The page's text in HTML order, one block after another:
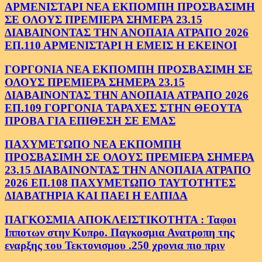
ΑΡΜΕΝΙΣΤΑΡΙ ΝΕΑ ΕΚΠΟΜΠΗ ΠΡΟΣΒΑΣΙΜΗ
ΣΕ ΟΛΟΥΣ ΠΡΕΜΙΕΡΑ ΣΗΜΕΡΑ 23.15
ΔΙΑΒΑΙΝΟΝΤΑΣ ΤΗΝ ΑΝΟΠΑΙΑ ΑΤΡΑΠΟ 2026
ΕΠ.110 ΑΡΜΕΝΙΣΤΑΡΙ Η ΕΜΕΙΣ Η ΕΚΕΙΝΟΙ
ΓΟΡΓΟΝΙΑ ΝΕΑ ΕΚΠΟΜΠΗ ΠΡΟΣΒΑΣΙΜΗ ΣΕ
ΟΛΟΥΣ ΠΡΕΜΙΕΡΑ ΣΗΜΕΡΑ 23.15
ΔΙΑΒΑΙΝΟΝΤΑΣ ΤΗΝ ΑΝΟΠΑΙΑ ΑΤΡΑΠΟ 2026
ΕΠ.109 ΓΟΡΓΟΝΙΑ ΤΑΡΑΧΕΣ ΣΤΗΝ ΘΕΟΥΤΑ
ΠΡΟΒΑ ΓΙΑ ΕΠΙΘΕΣΗ ΣΕ ΕΜΑΣ
ΠΑΧΥΜΕΤΩΠΟ ΝΕΑ ΕΚΠΟΜΠΗ
ΠΡΟΣΒΑΣΙΜΗ ΣΕ ΟΛΟΥΣ ΠΡΕΜΙΕΡΑ ΣΗΜΕΡΑ
23.15 ΔΙΑΒΑΙΝΟΝΤΑΣ ΤΗΝ ΑΝΟΠΑΙΑ ΑΤΡΑΠΟ
2026 ΕΠ.108 ΠΑΧΥΜΕΤΩΠΟ ΤΑΥΤΟΤΗΤΕΣ
ΔΙΑΒΑΤΗΡΙΑ ΚΑΙ ΠΑΕΙ Η ΕΛΠΙΔΑ
ΠΑΓΚΟΣΜΙΑ ΑΠΟΚΛΕΙΣΤΙΚΟΤΗΤΑ : Ταφοι
Ιπποτων στην Κυπρο. Παγκοσμια Ανατροπη της
εναρξης του Τεκτονισμου .250 χρονια πιο πριν